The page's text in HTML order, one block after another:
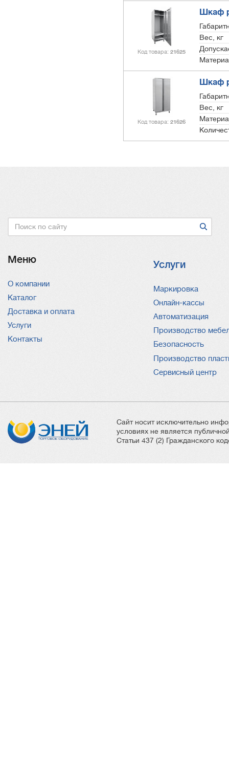
Код товара 21625
Шкаф
Вес, кг
Код товара 21626
Шкаф
Вес, кг
Поиск
Меню
О компании
Каталог
Доставка и оплата
Услуги
Контакты
Услуги
Услуги
Маркировка
Онлайн-кассы
Автоматизация
Производство
Безопасность
Производство
Сервисный центр
Сайт носит исключительно
условиях не является
Статьи 437 (2) Гражданского